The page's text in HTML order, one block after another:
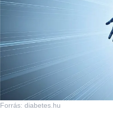
Forrás: diabetes.hu